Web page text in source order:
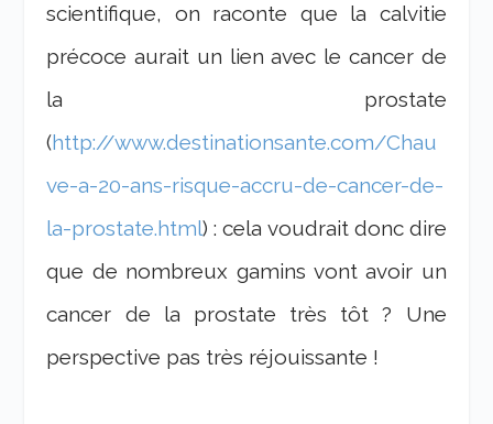
scientifique, on raconte que la calvitie
précoce aurait un lien avec le cancer de
la prostate
(http://www.destinationsante.com/Chau
ve-a-20-ans-risque-accru-de-cancer-de-
la-prostate.html) : cela voudrait donc dire
que de nombreux gamins vont avoir un
cancer de la prostate très tôt ? Une
perspective pas très réjouissante !